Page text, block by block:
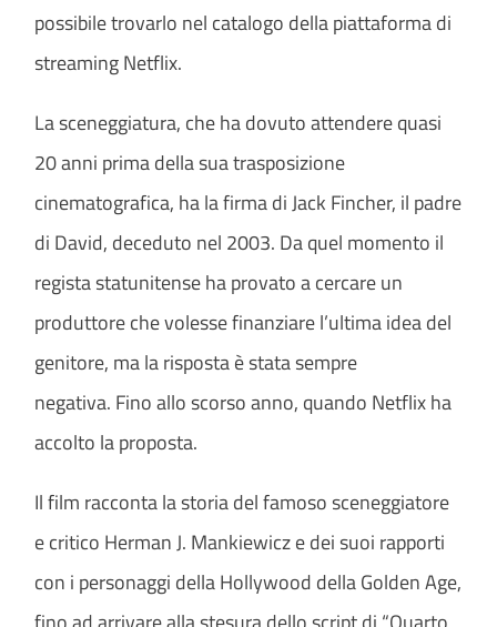
possibile trovarlo nel catalogo della piattaforma di
streaming Netflix.
La sceneggiatura, che ha dovuto attendere quasi
20 anni prima della sua trasposizione
cinematografica, ha la firma di Jack Fincher, il padre
di David, deceduto nel 2003. Da quel momento il
regista statunitense ha provato a cercare un
produttore che volesse finanziare l’ultima idea del
genitore, ma la risposta è stata sempre
negativa. Fino allo scorso anno, quando Netflix ha
accolto la proposta.
Il film racconta la storia del famoso sceneggiatore
e critico Herman J. Mankiewicz e dei suoi rapporti
con i personaggi della Hollywood della Golden Age,